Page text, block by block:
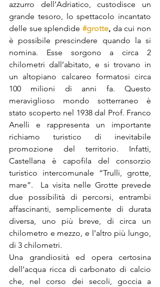
azzurro dell’Adriatico, custodisce un
grande tesoro, lo spettacolo incantato
delle sue splendide #grotte, da cui non
è possibile prescindere quando la si
nomina. Esse sorgono a circa 2
chilometri dall’abitato, e si trovano in
un altopiano calcareo formatosi circa
100 milioni di anni fa. Questo
meraviglioso mondo sotterraneo è
stato scoperto nel 1938 dal Prof. Franco
Anelli e rappresenta un importante
richiamo turistico di inevitabile
promozione del territorio. Infatti,
Castellana è capofila del consorzio
turistico intercomunale “Trulli, grotte,
mare”.  La visita nelle Grotte prevede
due possibilità di percorsi, entrambi
affascinanti, semplicemente di durata
diversa, uno più breve, di circa un
chilometro e mezzo, e l’altro più lungo,
di 3 chilometri.
Una grandiosità ed opera certosina
dell’acqua ricca di carbonato di calcio
che, nel corso dei secoli, goccia a